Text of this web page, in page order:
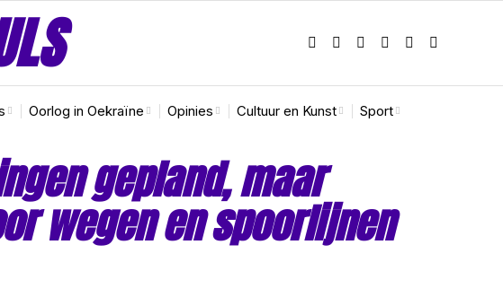
Oorlog in Oekraïne Opinies Cultuur en Kunst Sport
gepland, maar
wegen en spoorlijnen